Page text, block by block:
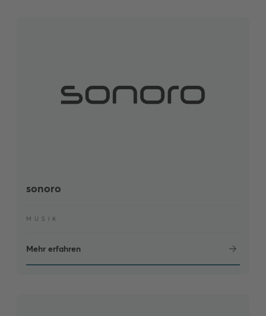
sonoro
MUSIK
Mehr erfahren